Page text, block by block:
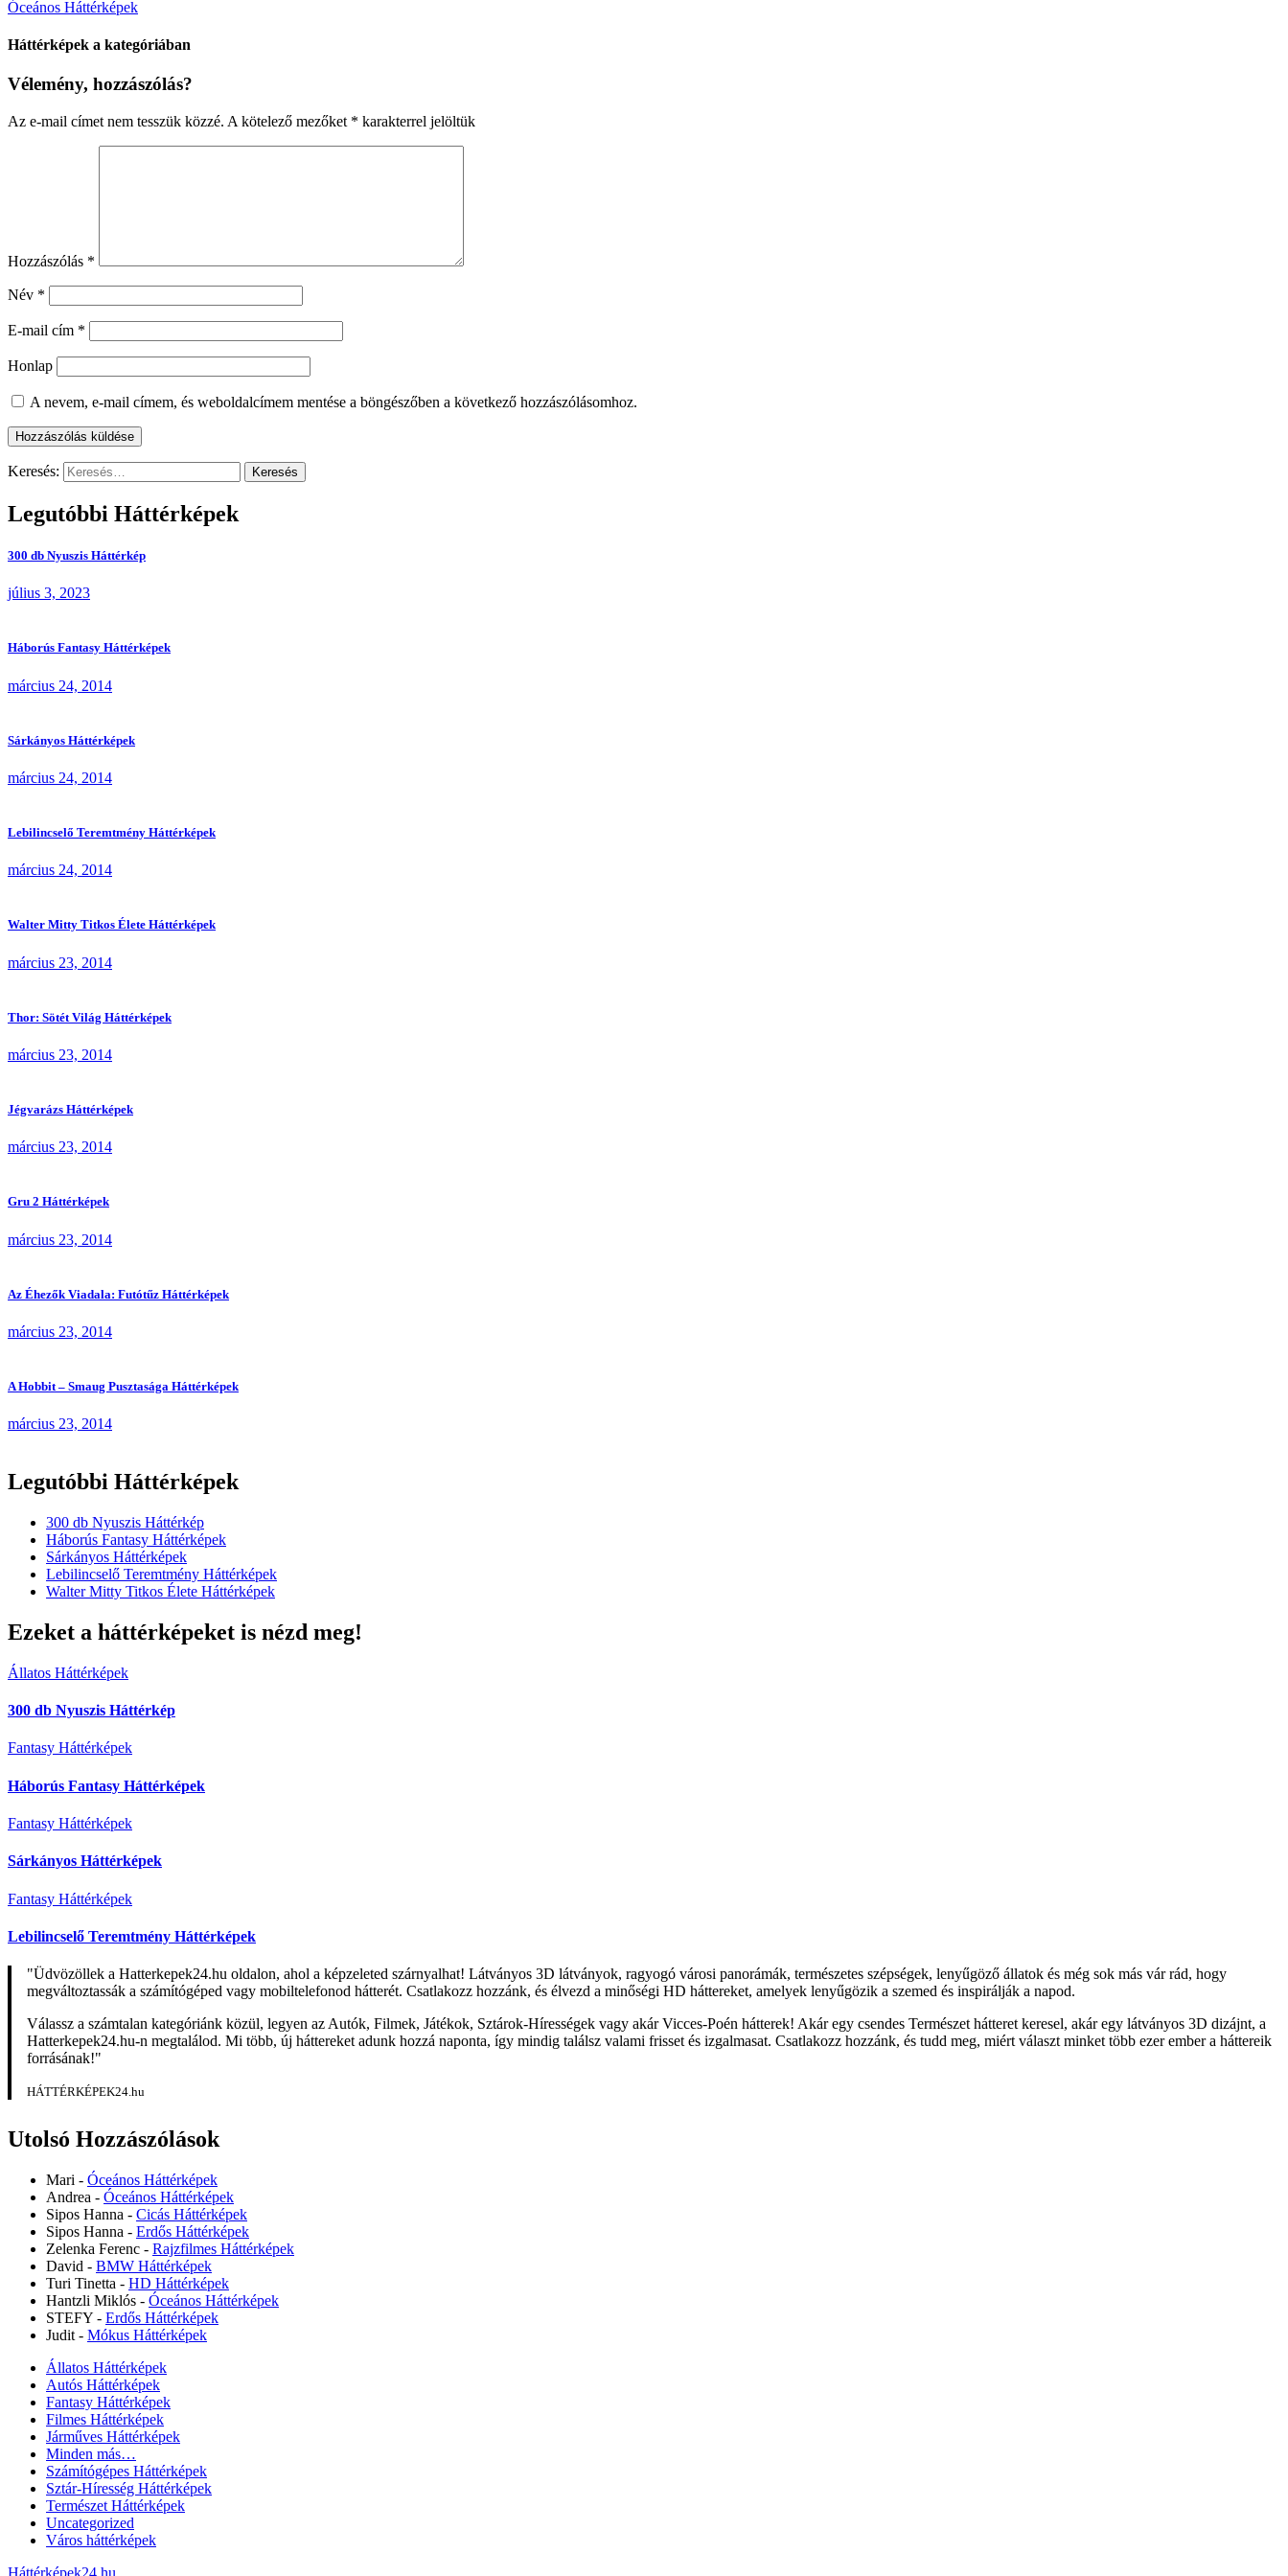
Óceános Háttérképek
Háttérképek a kategóriában
Vélemény, hozzászólás?
Az e-mail címet nem tesszük közzé. A kötelező mezőket * karakterrel jelöltük
Hozzászólás *
Név *
E-mail cím *
Honlap
A nevem, e-mail címem, és weboldalcímem mentése a böngészőben a következő hozzászólásomhoz.
Keresés:
Legutóbbi Háttérképek
300 db Nyuszis Háttérkép
július 3, 2023
Háborús Fantasy Háttérképek
március 24, 2014
Sárkányos Háttérképek
március 24, 2014
Lebilincselő Teremtmény Háttérképek
március 24, 2014
Walter Mitty Titkos Élete Háttérképek
március 23, 2014
Thor: Sötét Világ Háttérképek
március 23, 2014
Jégvarázs Háttérképek
március 23, 2014
Gru 2 Háttérképek
március 23, 2014
Az Éhezők Viadala: Futótűz Háttérképek
március 23, 2014
A Hobbit – Smaug Pusztasága Háttérképek
március 23, 2014
Legutóbbi Háttérképek
300 db Nyuszis Háttérkép
Háborús Fantasy Háttérképek
Sárkányos Háttérképek
Lebilincselő Teremtmény Háttérképek
Walter Mitty Titkos Élete Háttérképek
Ezeket a háttérképeket is nézd meg!
Állatos Háttérképek
300 db Nyuszis Háttérkép
Fantasy Háttérképek
Háborús Fantasy Háttérképek
Fantasy Háttérképek
Sárkányos Háttérképek
Fantasy Háttérképek
Lebilincselő Teremtmény Háttérképek
"Üdvözöllek a Hatterkepek24.hu oldalon, ahol a képzeleted szárnyalhat! Látványos 3D látványok, ragyogó városi panorámák, természetes szépségek, lenyűgöző állatok és még sok más vár rád, hogy
megváltoztassák a számítógéped vagy mobiltelefonod hátterét. Csatlakozz hozzánk, és élvezd a minőségi HD háttereket, amelyek lenyűgözik a szemed és inspirálják a napod.
Válassz a számtalan kategóriánk közül, legyen az Autók, Filmek, Játékok, Sztárok-Hírességek vagy akár Vicces-Poén hátterek! Akár egy csendes Természet hátteret keresel, akár egy látványos 3D dizájnt, a
Hatterkepek24.hu-n megtalálod. Mi több, új háttereket adunk hozzá naponta, így mindig találsz valami frisset és izgalmasat. Csatlakozz hozzánk, és tudd meg, miért választ minket több ezer ember a háttereik
forrásának!"
HÁTTÉRKÉPEK24.hu
Utolsó Hozzászólások
Mari - Óceános Háttérképek
Andrea - Óceános Háttérképek
Sipos Hanna - Cicás Háttérképek
Sipos Hanna - Erdős Háttérképek
Zelenka Ferenc - Rajzfilmes Háttérképek
David - BMW Háttérképek
Turi Tinetta - HD Háttérképek
Hantzli Miklós - Óceános Háttérképek
STEFY - Erdős Háttérképek
Judit - Mókus Háttérképek
Állatos Háttérképek
Autós Háttérképek
Fantasy Háttérképek
Filmes Háttérképek
Járműves Háttérképek
Minden más…
Számítógépes Háttérképek
Sztár-Híresség Háttérképek
Természet Háttérképek
Uncategorized
Város háttérképek
Háttérképek24.hu